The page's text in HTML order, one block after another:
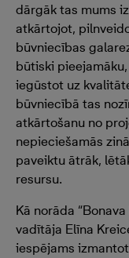
dārgāk tas mums
atkārtojot,
būvniecības
būtiski
iegūstot uz
būvniecībā tas
atkārtošanu no
nepieciešamās
paveiktu ātrāk,
resursu.
Kā norāda
vadītāja Elīna
iespējams